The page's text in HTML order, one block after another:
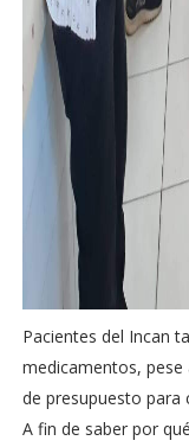
Pacientes del Incan
medicamentos,
de presupuesto para
A fin de saber por